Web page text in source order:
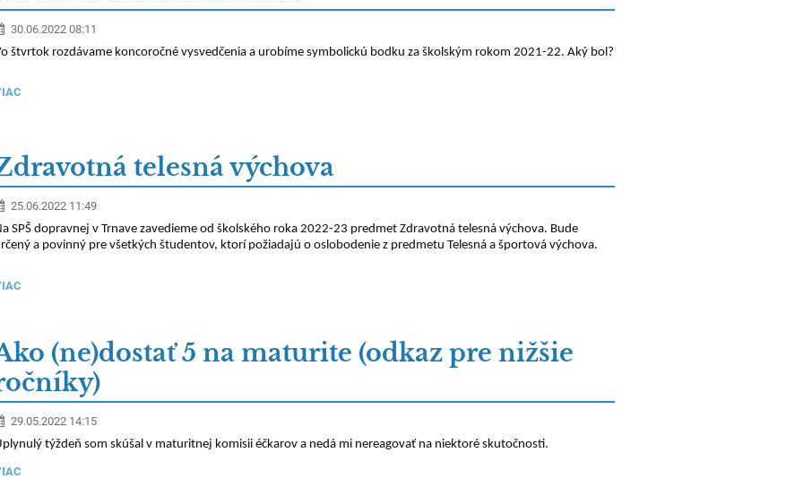
30.06.2022 08:11
štvrtok rozdávame koncoročné vysvedčenia a urobíme symbolickú bodku za školským rokom 2021-22. Aký bol?
telesná výchova
25.06.2022 11:49
SPŠ dopravnej v Trnave zavedieme od školského roka 2022-23 predmet Zdravotná telesná výchova. Bude
a povinný pre všetkých študentov, ktorí požiadajú o oslobodenie z predmetu Telesná a športová výchova.
(ne)dostať 5 na maturite (odkaz pre nižšie
29.05.2022 14:15
týždeň som skúšal v maturitnej komisii éčkarov a nedá mi nereagovať na niektoré skutočnosti.